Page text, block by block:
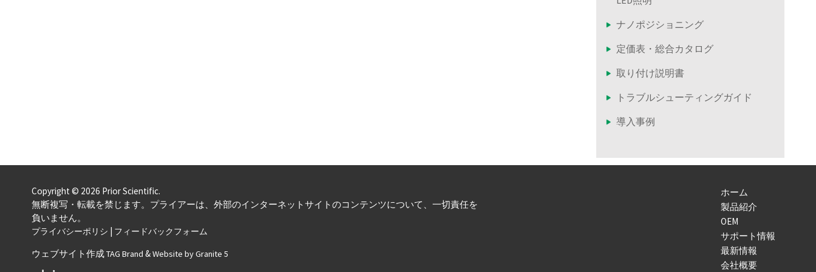
ナノポジショニング
定価表・総合カタログ
取り付け説明書
トラブルシューティングガイド
導入事例
Copyright © 2026 Prior Scientific.
無断複写・転載を禁じます。プライアーは、外部のインターネットサイトのコンテンツについて、一切責任を
負いません。
プライバシーポリシ | フィードバックフォーム
ウェブサイト作成TAG Brand &Website by Granite 5
ホーム
製品紹介
OEM
サポート情報
最新情報
会社概要